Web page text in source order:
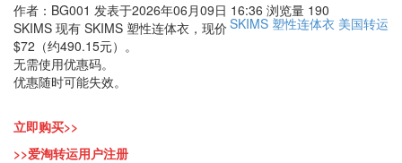
作者：BG001 发表于2026年06月09日 16:36 浏览量 190
SKIMS 塑性连体衣 美国转运
SKIMS 现有 SKIMS 塑性连体衣，现价
$72（约490.15元）。
无需使用优惠码。
优惠随时可能失效。
立即购买>>
>>爱淘转运用户注册